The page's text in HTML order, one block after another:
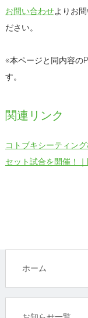
お問い合わせよりお
ださい。
※本ページと同内容の
す。
関連リンク
コトブキシーティン
セット試合を開催！
ホーム